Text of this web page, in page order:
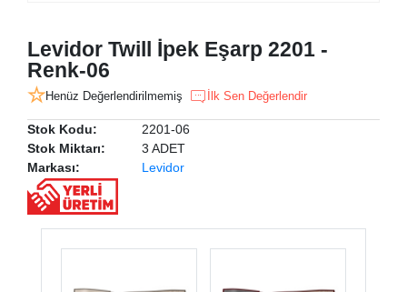
Levidor Twill İpek Eşarp 2201 -
Renk-06
Henüz Değerlendirilmemiş İlk Sen Değerlendir
Stok Kodu:
2201-06
Stok Miktarı:
3 ADET
Markası:
Levidor